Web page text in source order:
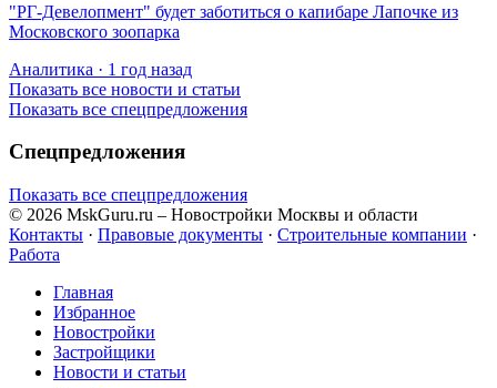
​"РГ-Девелопмент" будет заботиться о капибаре Лапочке из
Московского зоопарка
Аналитика · 1 год назад
Показать все новости и статьи
Показать все спецпредложения
Спецпредложения
Показать все спецпредложения
© 2026 MskGuru.ru – Новостройки Москвы и области
Контакты · Правовые документы · Строительные компании ·
Работа
Главная
Избранное
Новостр ойки
Застройщики
Новости и статьи